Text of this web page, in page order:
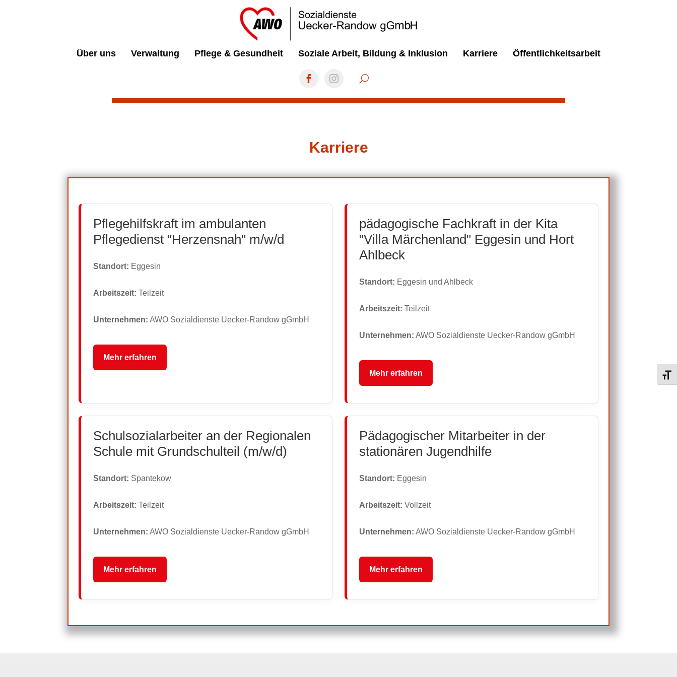
Über uns Verwaltung Pflege & Gesundheit Soziale Arbeit, Bildung & Inklusion Karriere Öffentlichkeitsarbeit
Karriere
Pflegehilfskraft im ambulanten
Pflegedienst "Herzensnah" m/w/d
Standort: Eggesin
Arbeitszeit: Teilzeit
Unternehmen: AWO Sozialdienste Uecker-Randow gGmbH
Mehr erfahren
pädagogische Fachkraft in der Kita
"Villa Märchenland" Eggesin und Hort
Ahlbeck
Standort: Eggesin und Ahlbeck
Arbeitszeit: Teilzeit
Unternehmen: AWO Sozialdienste Uecker-Randow gGmbH
Mehr erfahren
Schulsozialarbeiter an der Regionalen
Schule mit Grundschulteil (m/w/d)
Standort: Spantekow
Arbeitszeit: Teilzeit
Unternehmen: AWO Sozialdienste Uecker-Randow gGmbH
Mehr erfahren
Pädagogischer Mitarbeiter in der
stationären Jugendhilfe
Standort: Eggesin
Arbeitszeit: Vollzeit
Unternehmen: AWO Sozialdienste Uecker-Randow gGmbH
Mehr erfahren